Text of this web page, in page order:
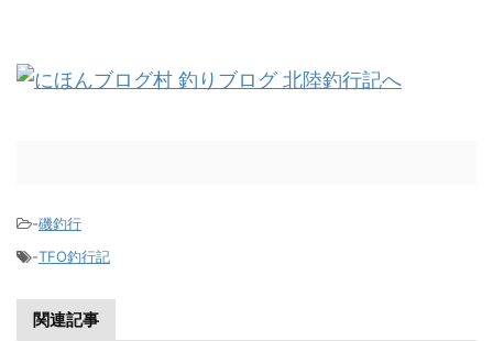
-磯釣行
-TFO釣行記
関連記事